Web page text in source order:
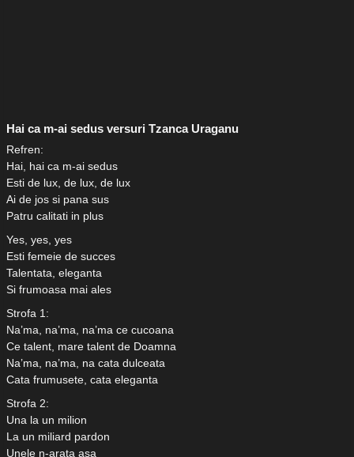
Hai ca m-ai sedus versuri Tzanca Uraganu
Refren:
Hai, hai ca m-ai sedus
Esti de lux, de lux, de lux
Ai de jos si pana sus
Patru calitati in plus
Yes, yes, yes
Esti femeie de succes
Talentata, eleganta
Si frumoasa mai ales
Strofa 1:
Na’ma, na’ma, na’ma ce cucoana
Ce talent, mare talent de Doamna
Na’ma, na’ma, na cata dulceata
Cata frumusete, cata eleganta
Strofa 2:
Una la un milion
La un miliard pardon
Unele n-arata asa